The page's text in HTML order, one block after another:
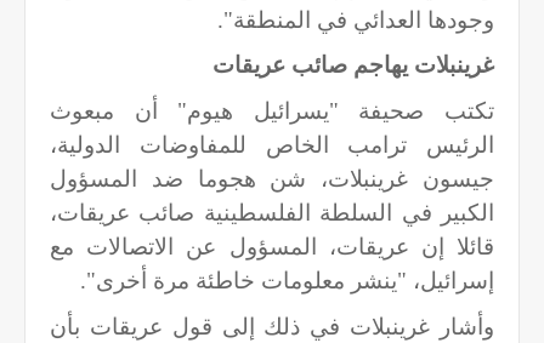
وجودها العدائي في المنطقة".
غرينبلات يهاجم صائب عريقات
تكتب صحيفة "يسرائيل هيوم" أن مبعوث
الرئيس ترامب الخاص للمفاوضات الدولية،
جيسون غرينبلات، شن هجوما ضد المسؤول
الكبير في السلطة الفلسطينية صائب عريقات،
قائلا إن عريقات، المسؤول عن الاتصالات مع
إسرائيل، "ينشر معلومات خاطئة مرة أخرى".
وأشار غرينبلات في ذلك إلى قول عريقات بأن